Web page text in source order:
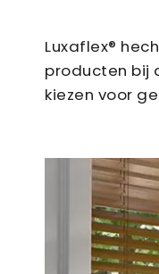
Luxaflex®
producten bij
kiezen voor